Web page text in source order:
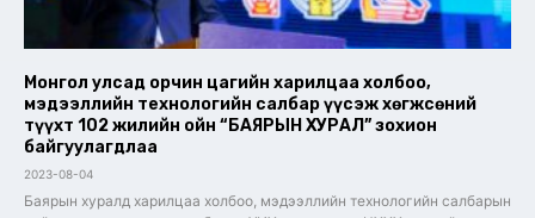
Монгол улсад орчин цагийн харилцаа холбоо,
мэдээллийн технологийн салбар үүсэж хөгжсөний
түүхт 102 жилийн ойн “БАЯРЫН ХУРАЛ” зохион
байгуулагдлаа
2023-08-04
Баярын хуралд харилцаа холбоо, мэдээллийн технологийн салбарын